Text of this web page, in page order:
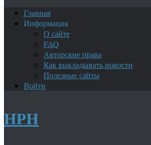
Главная
Информация
О сайте
FAQ
Авторские права
Как выкладывать новости
Полезные сайты
Войти
НРН